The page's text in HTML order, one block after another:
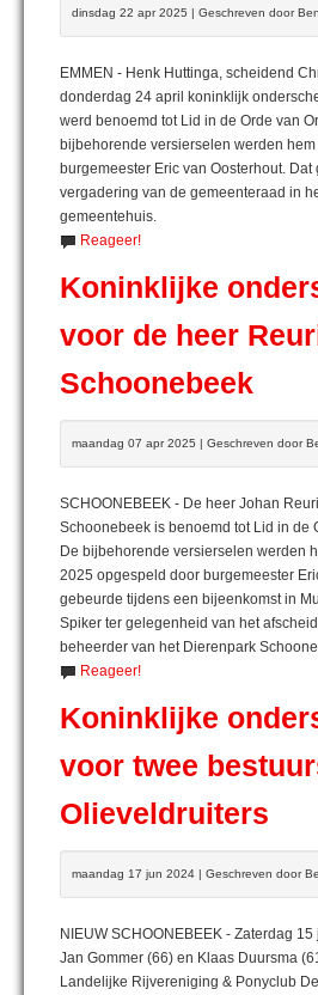
dinsdag 22 apr 2025 | Geschreven door
EMMEN - Henk Huttinga, scheidend
donderdag 24 april koninklijk
werd benoemd tot Lid in de Orde van
bijbehorende versierselen werden
burgemeester Eric van Oosterhout.
vergadering van de gemeenteraad in
gemeentehuis.
Reageer!
Koninklijke
voor de heer
Schoonebeek
maandag 07 apr 2025 | Geschreven door
SCHOONEBEEK - De heer Johan
Schoonebeek is benoemd tot Lid in de
De bijbehorende versierselen werden
2025 opgespeld door burgemeester
gebeurde tijdens een bijeenkomst in
Spiker ter gelegenheid van het
beheerder van het Dierenpark
Reageer!
Koninklijke
voor twee
Olieveldruiters
maandag 17 jun 2024 | Geschreven door
NIEUW SCHOONEBEEK - Zaterdag
Jan Gommer (66) en Klaas Duursma
Landelijke Rijvereniging & Ponyclub